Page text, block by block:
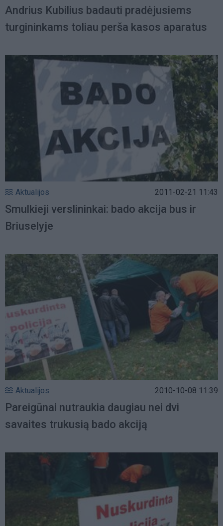
Andrius Kubilius badauti pradėjusiems
turgininkams toliau perša kasos aparatus
Aktualijos 2011-02-21 11:43
Smulkieji verslininkai: bado akcija bus ir
Briuselyje
Aktualijos 2010-10-08 11:39
Pareigūnai nutraukia daugiau nei dvi
savaites trukusią bado akciją